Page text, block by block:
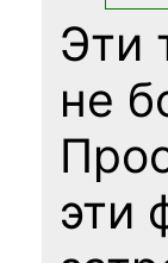
Эти
не
эти